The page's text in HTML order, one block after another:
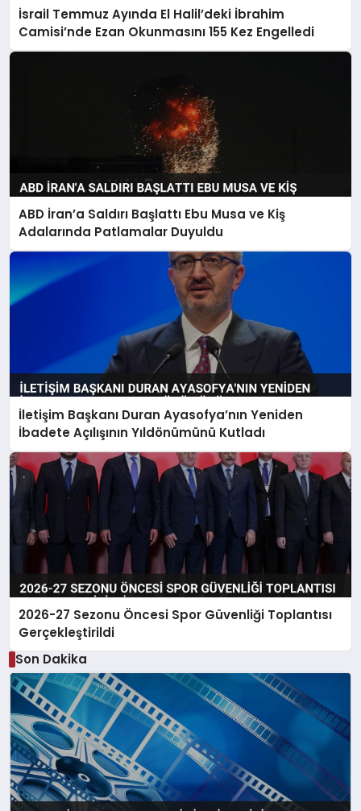
İsrail Temmuz Ayında El Halil’deki İbrahim
Camisi’nde Ezan Okunmasını 155 Kez Engelledi
ABD İran’a Saldırı Başlattı Ebu Musa ve Kiş
Adalarında Patlamalar Duyuldu
İletişim Başkanı Duran Ayasofya’nın Yeniden
İbadete Açılışının Yıldönümünü Kutladı
2026-27 Sezonu Öncesi Spor Güvenliği Toplantısı
Gerçekleştirildi
Son Dakika